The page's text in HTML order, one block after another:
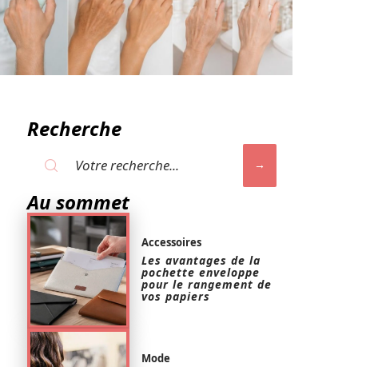
Recherche
Au sommet
Accessoires
Les avantages de la
pochette enveloppe
pour le rangement de
vos papiers
Mode